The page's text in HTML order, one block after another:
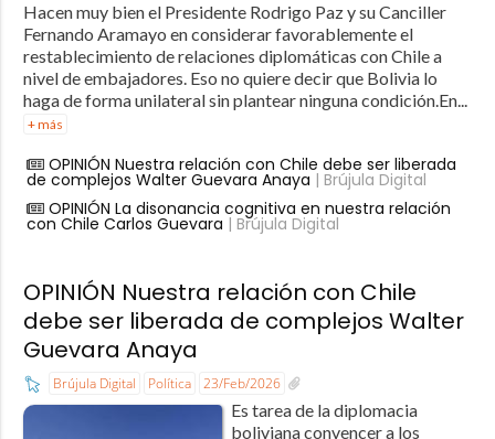
Hacen muy bien el Presidente Rodrigo Paz y su Canciller
Fernando Aramayo en considerar favorablemente el
restablecimiento de relaciones diplomáticas con Chile a
nivel de embajadores. Eso no quiere decir que Bolivia lo
haga de forma unilateral sin plantear ninguna condición.En...
+ más
OPINIÓN Nuestra relación con Chile debe ser liberada
de complejos Walter Guevara Anaya | Brújula Digital
OPINIÓN La disonancia cognitiva en nuestra relación
con Chile Carlos Guevara | Brújula Digital
OPINIÓN Nuestra relación con Chile
debe ser liberada de complejos Walter
Guevara Anaya
Brújula Digital Política 23/Feb/2026
Es tarea de la diplomacia
boliviana convencer a los